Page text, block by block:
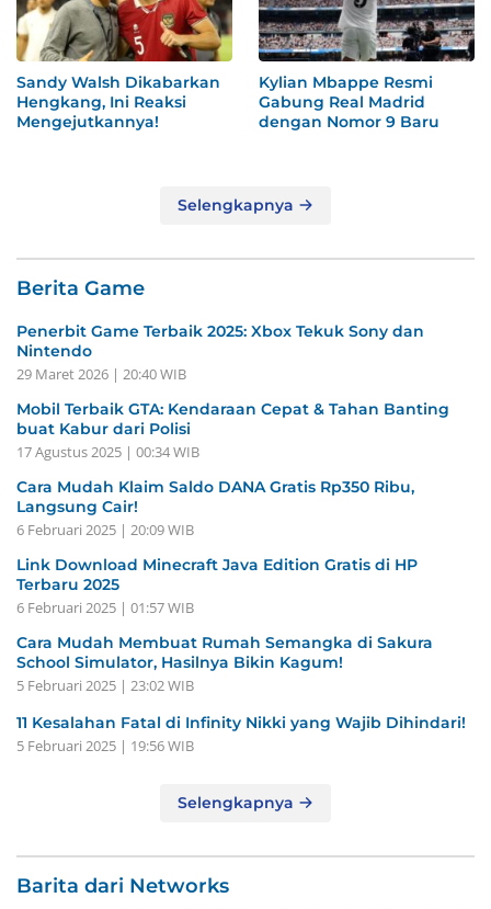
Sandy Walsh Dikabarkan
Hengkang, Ini Reaksi
Mengejutkannya!
Kylian Mbappe Resmi
Gabung Real Madrid
dengan Nomor 9 Baru
Selengkapnya
Berita Game
Penerbit Game Terbaik 2025: Xbox Tekuk Sony dan
Nintendo
29 Maret 2026 | 20:40 WIB
Mobil Terbaik GTA: Kendaraan Cepat & Tahan Banting
buat Kabur dari Polisi
17 Agustus 2025 | 00:34 WIB
Cara Mudah Klaim Saldo DANA Gratis Rp350 Ribu,
Langsung Cair!
6 Februari 2025 | 20:09 WIB
Link Download Minecraft Java Edition Gratis di HP
Terbaru 2025
6 Februari 2025 | 01:57 WIB
Cara Mudah Membuat Rumah Semangka di Sakura
School Simulator, Hasilnya Bikin Kagum!
5 Februari 2025 | 23:02 WIB
11 Kesalahan Fatal di Infinity Nikki yang Wajib Dihindari!
5 Februari 2025 | 19:56 WIB
Selengkapnya
Barita dari Networks